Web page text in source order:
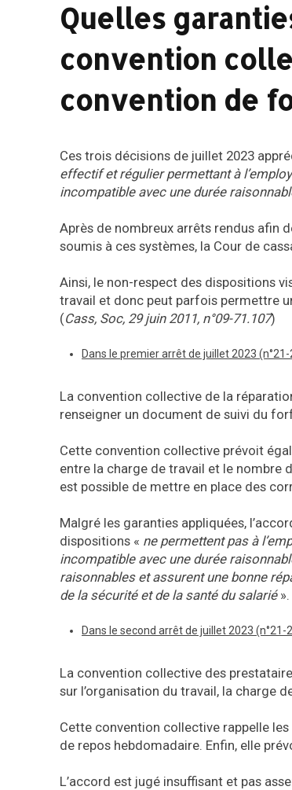
Quelles
convention
convention de
Ces trois décisions de juillet 2023
effectif et régulier permettant à
incompatible avec une durée
Après de nombreux arrêts rendus afin
soumis à ces systèmes, la Cour de
Ainsi, le non-respect des dispositions
travail et donc peut parfois permettre
(Cass, Soc, 29 juin 2011, n°09-71.107)
Dans le premier arrêt de juillet 2023 (n°21-
La convention collective de la
renseigner un document de suivi du
Cette convention collective prévoit
entre la charge de travail et le nombre
est possible de mettre en place des
Malgré les garanties appliquées,
dispositions « ne permettent pas à
incompatible avec une durée
raisonnables et assurent une bonne
de la sécurité et de la santé du salarié».
Dans le second arrêt de juillet 2023 (n°21-
La convention collective des
sur l’organisation du travail, la charge
Cette convention collective rappelle
de repos hebdomadaire. Enfin, elle
L’accord est jugé insuffisant et pas